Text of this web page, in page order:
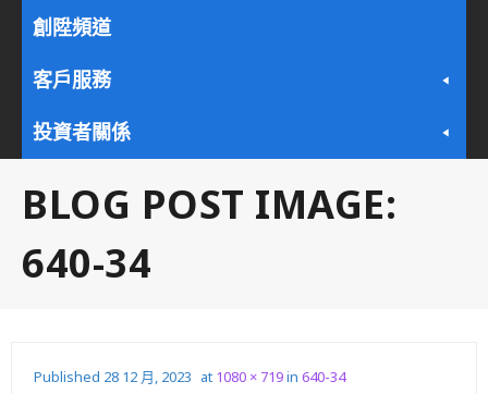
創陞頻道
客戶服務
投資者關係
BLOG POST IMAGE:
640-34
Published 28 12 月, 2023 at 1080 × 719in 640-34